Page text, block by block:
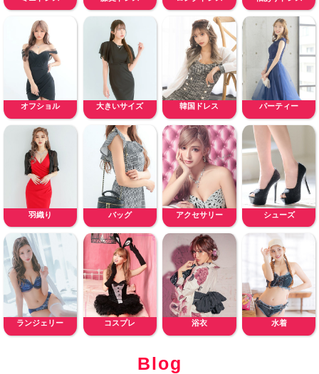
オフショル 大きいサイズ 韓国ドレス パーティー
羽織り バッグ アクセサリー シューズ
ランジェリー コスプレ 浴衣 水着
Blog